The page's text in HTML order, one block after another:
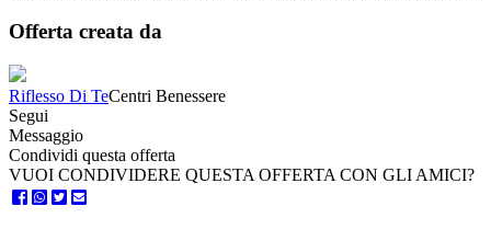
Offerta creata da
Riflesso Di TeCentri Benessere
Segui
Messaggio
Condividi questa offerta
VUOI CONDIVIDERE QUESTA OFFERTA CON GLI AMICI?